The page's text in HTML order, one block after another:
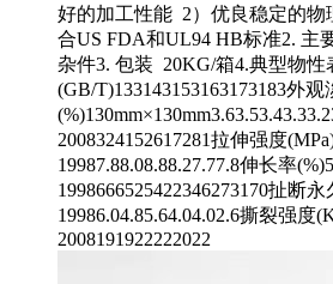
好的加工性能 2）优良稳定的
合US FDA和UL94 HB标准2. 主
杂件3. 包装 20KG/箱4.典型物
(GB/T)133143153163173183外
2008324152617281拉伸强度
19987.88.08.88.27.77.8伸长率
1998666525422346273170扯断
19986.04.85.64.04.02.6撕裂强度
2008191922222022